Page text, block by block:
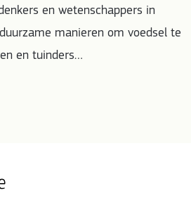
en wetenschappers in
manieren om voedsel te
en tuinders…